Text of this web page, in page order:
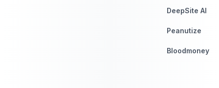
DeepSite AI
Peanutize
Bloodmoney